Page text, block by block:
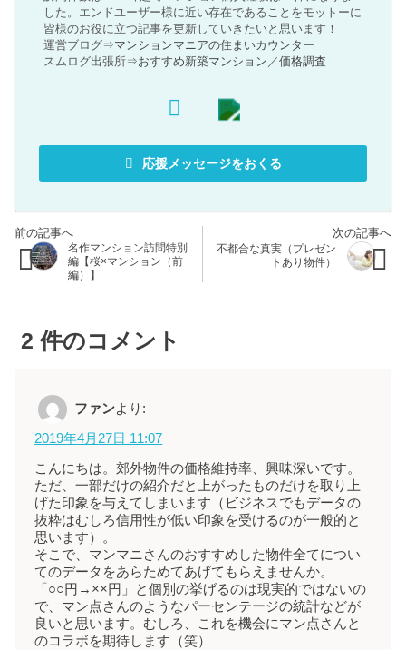
した。エンドユーザー様に近い存在であることをモットーに
皆様のお役に立つ記事を更新していきたいと思います！
運営ブログ⇒マンションマニアの住まいカウンター
スムログ出張所⇒おすすめ新築マンション ／価格調査
応援メッセージをおくる
名作マンション訪問特別
編【桜×マンション（前
編）】
不都合な真実（プレゼン
トあり物件）
2 件のコメント
ファンより:
2019年4月27日 11:07
こんにちは。郊外物件の価格維持率、興味深いです。
ただ、一部だけの紹介だと上がったものだけを取り上
げた印象を与えてしまいます（ビジネスでもデータの
抜粋はむしろ信用性が低い印象を受けるのが一般的と
思います）。
そこで、マンマニさんのおすすめした物件全てについ
てのデータをあらためてあげてもらえませんか。
「○○円→××円」と個別の挙げるのは現実的ではないの
で、マン点さんのようなパーセンテージの統計などが
良いと思います。むしろ、これを機会にマン点さんと
のコラボを期待します（笑）